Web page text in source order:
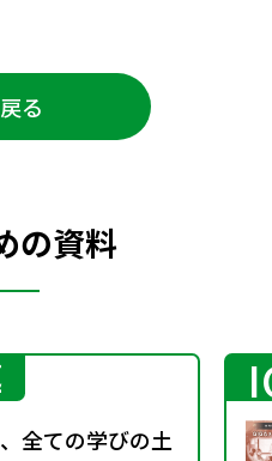
戻る
の資料
全ての学びの土